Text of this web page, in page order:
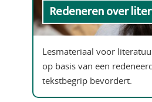
Redeneren over
Lesmateriaal voor
op basis van een
tekstbegrip bevordert.